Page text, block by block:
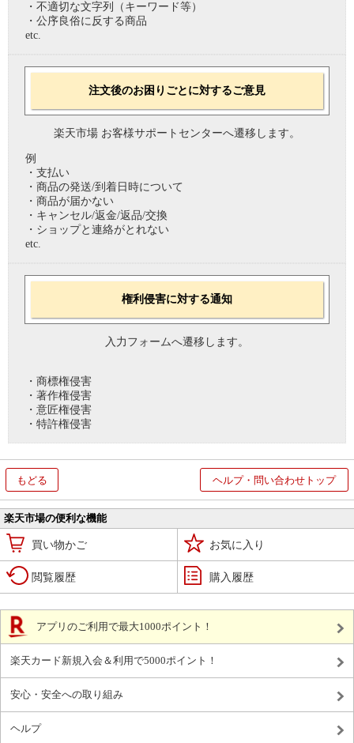
・不適切な文字列（キーワード等）
・公序良俗に反する商品
etc.
注文後のお困りごとに対するご意見
楽天市場 お客様サポートセンターへ遷移します。
例
・支払い
・商品の発送/到着日時について
・商品が届かない
・キャンセル/返金/返品/交換
・ショップと連絡がとれない
etc.
権利侵害に対する通知
入力フォームへ遷移します。
・商標権侵害
・著作権侵害
・意匠権侵害
・特許権侵害
もどる ヘルプ・問い合わせトップ
楽天市場の便利な機能
買い物かご お気に入り
閲覧履歴 購入履歴
アプリのご利用で最大1000ポイント！
楽天カード新規入会＆利用で5000ポイント！
安心・安全への取り組み
ヘルプ